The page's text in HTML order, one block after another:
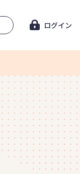
ログイン